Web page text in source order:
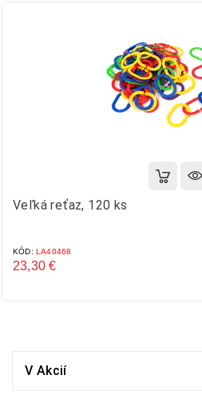
Veľká reťaz, 120 ks
KÓD: LA40468
23,30 €
V Akcií